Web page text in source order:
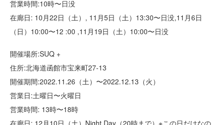
営業時間:10時〜日没
在廊日: 10月22日（土）, 11月5日（土）13:30〜日没,11月6日
（日）10:00〜12 :00 ,11月19日（土）10:00〜日没
開催場所:SUQ +
住所:北海道函館市宝来町27-13
開催期間:2022.11.26（土）〜2022.12.13（火）
営業日:土曜日〜火曜日
営業時間: 13時〜18時
在廊日: 12月10日（土）Night Day（20時まで）※この日だけなの